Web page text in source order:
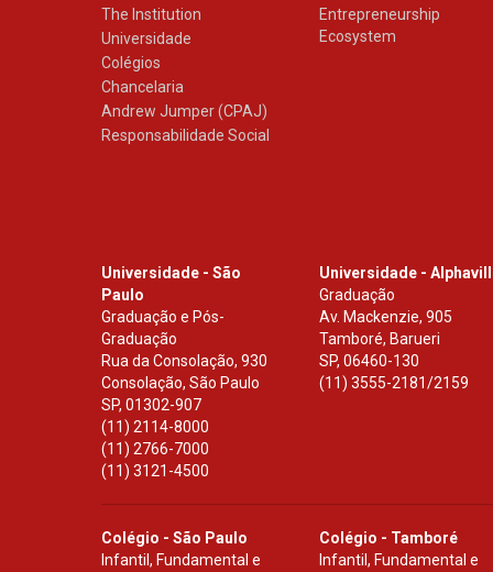
The Institution
Universidade
Colégios
Chancelaria
Andrew Jumper (CPAJ)
Responsabilidade Social
Entrepreneurship
Ecosystem
Universidade - São
Paulo
Graduação e Pós-
Graduação
Rua da Consolação, 930
Consolação, São Paulo
SP, 01302-907
(11) 2114-8000
(11) 2766-7000
(11) 3121-4500
Universidade -
Graduação
Av. Mackenzie, 905
Tamboré, Barueri
SP,06460-130
(11) 3555-2181/2159
Colégio - São Paulo
Infantil, Fundamental e
Colégio - Tamboré
Infantil, Fundamental e